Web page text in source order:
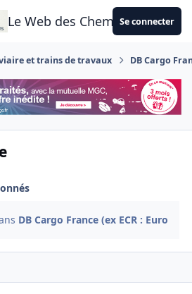
Le Web des CheminotsSe connecter
et trains de travaux DB Cargo
DB Cargo France (ex ECR : Euro